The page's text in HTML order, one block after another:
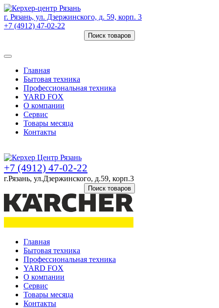
г. Рязань, ул. Дзержинского, д. 59, корп. 3
+7 (4912) 47-02-22
Поиск товаров
Главная
Бытовая техника
Профессиональная техника
YARD FOX
О компании
Сервис
Товары месяца
Контакты
+7 (4912) 47-02-22
г.Рязань, ул.Дзержинского, д.59, корп.3
Поиск товаров
Главная
Бытовая техника
Профессиональная техника
YARD FOX
О компании
Сервис
Товары месяца
Контакты